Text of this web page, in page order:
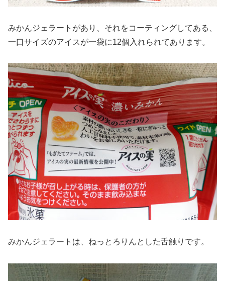
みかんジェラートがあり、それをコーティングしてある、
一口サイズのアイスが一袋に12個入れられてあります。
みかんジェラートは、ねっとろりんとした舌触りです。